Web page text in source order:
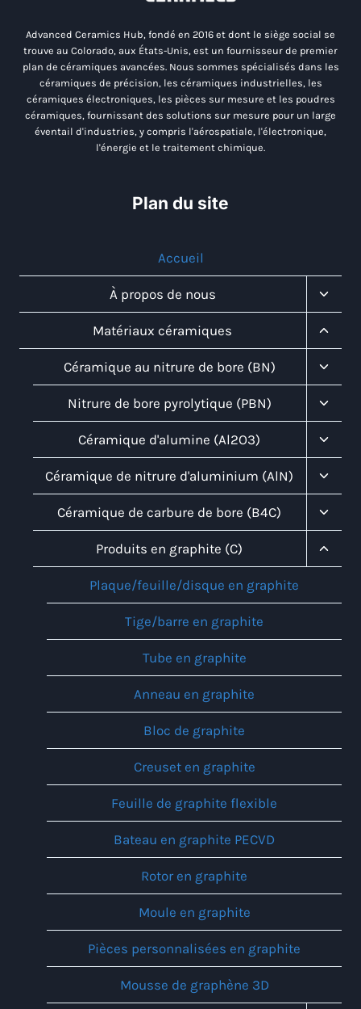
Advanced Ceramics Hub, fondé en 2016 et dont le siège social se
trouve au Colorado, aux États-Unis, est un fournisseur de premier
plan de céramiques avancées. Nous sommes spécialisés dans les
céramiques de précision, les céramiques industrielles, les
céramiques électroniques, les pièces sur mesure et les poudres
céramiques, fournissant des solutions sur mesure pour un large
éventail d'industries, y compris l'aérospatiale, l'électronique,
l'énergie et le traitement chimique.
Plan du site
Accueil
À propos de nous
Child
Menu
Matériaux céramiques
Child
Menu
Céramique au nitrure de bore (BN)
Child
Menu
Nitrure de bore pyrolytique (PBN)
Child
Menu
Céramique d'alumine (Al2O3)
Child
Menu
Céramique de nitrure d'aluminium (AlN)
Child
Menu
Céramique de carbure de bore (B4C)
Child
Menu
Produits en graphite (C)
Child
Plaque/feuille/disque en graphite
Tige/barre en graphite
Tube en graphite
Anneau en graphite
Bloc de graphite
Creuset en graphite
Feuille de graphite flexible
Bateau en graphite PECVD
Rotor en graphite
Moule en graphite
Pièces personnalisées en graphite
Mousse de graphène 3D